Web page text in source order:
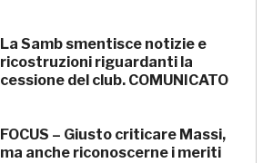
La Samb smentisce notizie e
ricostruzioni riguardanti la
cessione del club. COMUNICATO
FOCUS – Giusto criticare Massi,
ma anche riconoscerne i meriti